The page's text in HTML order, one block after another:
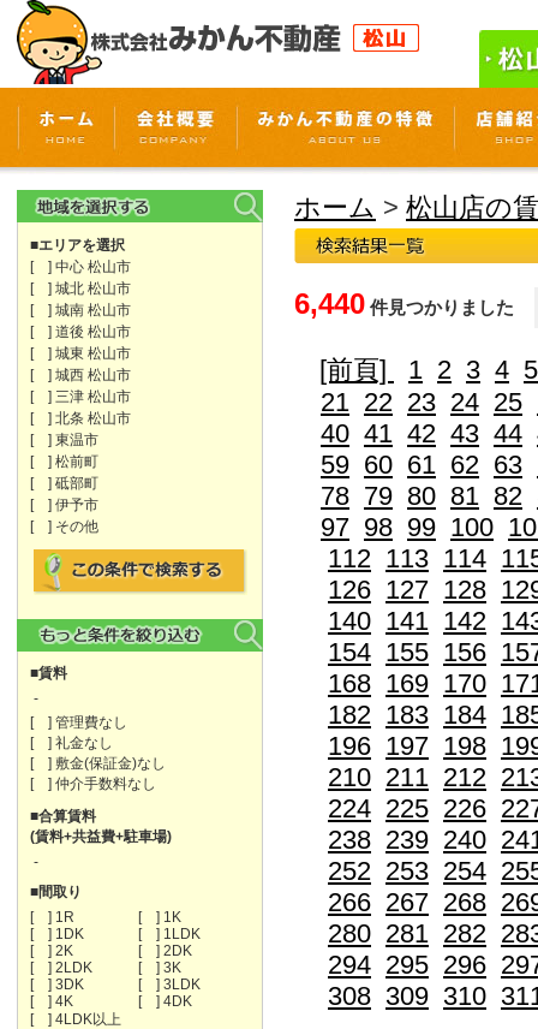
■エリアを選択
[ ] 中心 松山市
[ ] 城北 松山市
[ ] 城南 松山市
[ ] 道後 松山市
[ ] 城東 松山市
[ ] 城西 松山市
[ ] 三津 松山市
[ ] 北条 松山市
[ ] 東温市
[ ] 松前町
[ ] 砥部町
[ ] 伊予市
[ ] その他
■賃料
-
[ ] 管理費なし
[ ] 礼金なし
[ ] 敷金(保証金)なし
[ ] 仲介手数料なし
■合算賃料
(賃料+共益費+駐車場)
-
■間取り
[ ] 1R
[ ] 1K
[ ] 1DK
[ ] 1LDK
[ ] 2K
[ ] 2DK
[ ] 2LDK
[ ] 3K
[ ] 3DK
[ ] 3LDK
[ ] 4K
[ ] 4DK
[ ] 4LDK以上
ホーム > 松山店の
6,440 件見つかりました
[前頁] 1 2 3 4 5
21 22 23 24 25
40 41 42 43 44
59 60 61 62 63
78 79 80 81 82
97 98 99 100
112 113 114
126 127 128
140 141 142
154 155 156
168 169 170
182 183 184
196 197 198
210 211 212
224 225 226
238 239 240
252 253 254
266 267 268
280 281 282
294 295 296
308 309 310